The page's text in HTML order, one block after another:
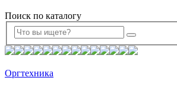
Поиск по каталогу
Оргтехника